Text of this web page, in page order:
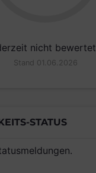
nicht bewertet
Stand 01.06.2026
STATUS